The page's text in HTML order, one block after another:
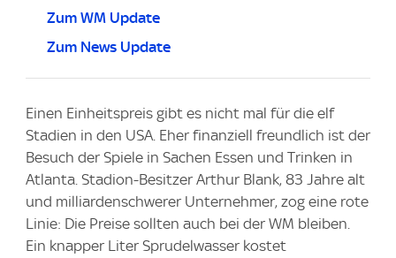
Zum WM Update
Zum News Update
Einen Einheitspreis gibt es nicht mal für die elf
Stadien in den USA. Eher finanziell freundlich ist der
Besuch der Spiele in Sachen Essen und Trinken in
Atlanta. Stadion-Besitzer Arthur Blank, 83 Jahre alt
und milliardenschwerer Unternehmer, zog eine rote
Linie: Die Preise sollten auch bei der WM bleiben.
Ein knapper Liter Sprudelwasser kostet